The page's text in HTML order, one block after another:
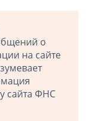
о
на сайте
сайта ФНС